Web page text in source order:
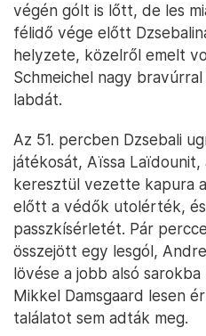
végén gólt is lőtt, de les
félidő vége előtt
helyzete, közelről emelt
Schmeichel nagy
labdát.
Az 51. percben Dzsebali
játékosát, Aïssa
keresztül vezette kapura
előtt a védők utolérték,
passzkísérletét. Pár
összejött egy lesgól,
lövése a jobb alsó
Mikkel Damsgaard lesen
találatot sem adták meg.